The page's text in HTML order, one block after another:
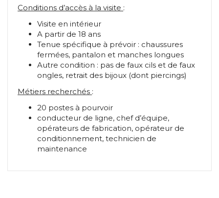
Conditions d’accès à la visite :
Visite en intérieur
A partir de 18 ans
Tenue spécifique à prévoir : chaussures
fermées, pantalon et manches longues
Autre condition : pas de faux cils et de faux
ongles, retrait des bijoux (dont piercings)
Métiers recherchés :
20 postes à pourvoir
conducteur de ligne, chef d’équipe,
opérateurs de fabrication, opérateur de
conditionnement, technicien de
maintenance